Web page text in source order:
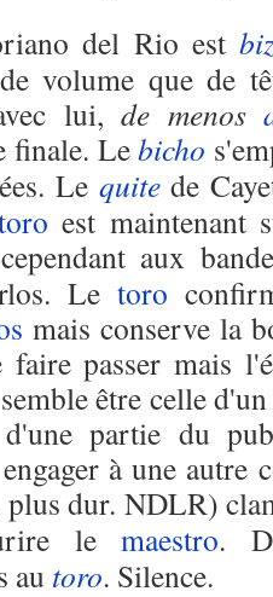
del Rio est
volume que de
lui,de menos
finale. Lebicho
Le quitede
est maintenant
aux
Le toro
mais conserve la
passer mais
être celle d'un
d'une partie du
à une autre
plus dur. NDLR)
lemaestro.
au toro. Silence.